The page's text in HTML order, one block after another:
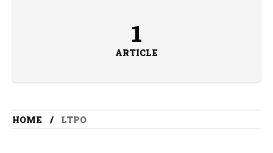
1
ARTICLE
HOME LTPO